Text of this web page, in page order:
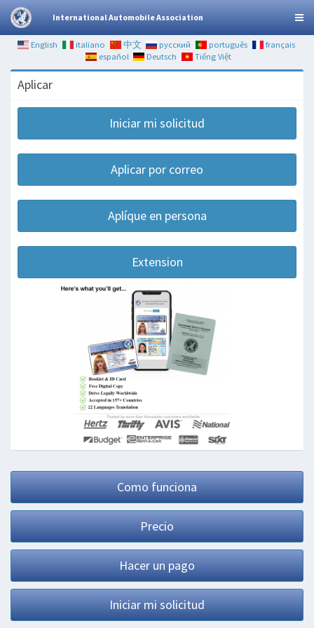
International Automobile Association
English italiano 中文 русский português
français
español
Deutsch Tiếng Việt
Aplicar
Iniciar mi solicitud
Aplicar por correo
Aplíque en persona
Extension
Como funciona
Precio
Hacer un pago
Iniciar mi solicitud